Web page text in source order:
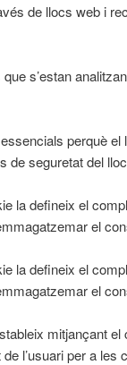
de llocs web i
s’estan
perquè
de seguretat del
la defineix el
el
la defineix el
el
mitjançant
l’usuari per a les